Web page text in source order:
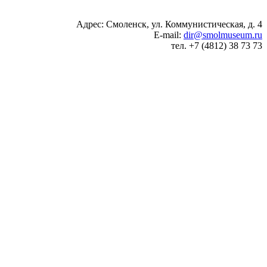
Адрес: Смоленск, ул. Коммунистическая, д. 4
E-mail: dir@smolmuseum.ru
тел. +7 (4812) 38 73 73